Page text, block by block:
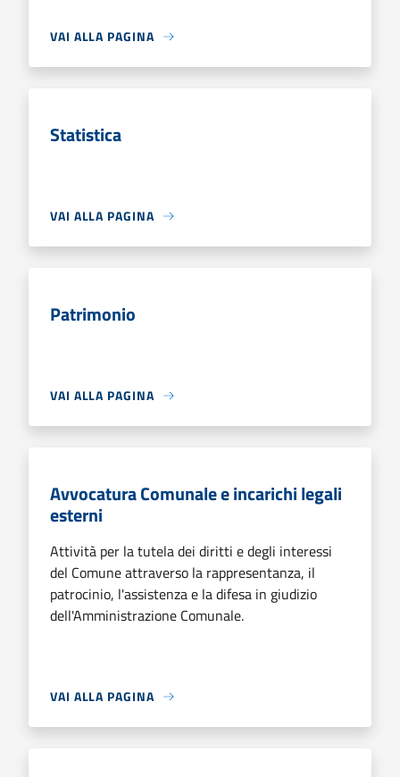
VAI ALLA PAGINA
Statistica
VAI ALLA PAGINA
Patrimonio
VAI ALLA PAGINA
Avvocatura Comunale e incarichi legali
esterni
Attività per la tutela dei diritti e degli interessi
del Comune attraverso la rappresentanza, il
patrocinio, l'assistenza e la difesa in giudizio
dell'Amministrazione Comunale.
VAI ALLA PAGINA